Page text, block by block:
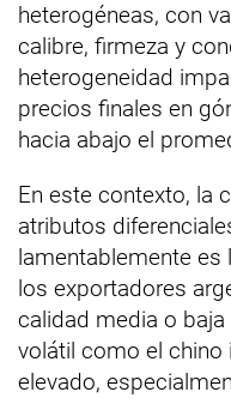
heterogéneas, con
calibre, firmeza y
heterogeneidad
precios finales en
hacia abajo el
En este contexto, la
atributos
lamentablemente es
los exportadores
calidad media o
volátil como el chino
elevado,